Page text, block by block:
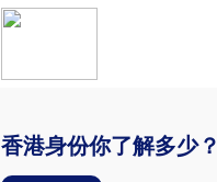
香港身份你了解多少？